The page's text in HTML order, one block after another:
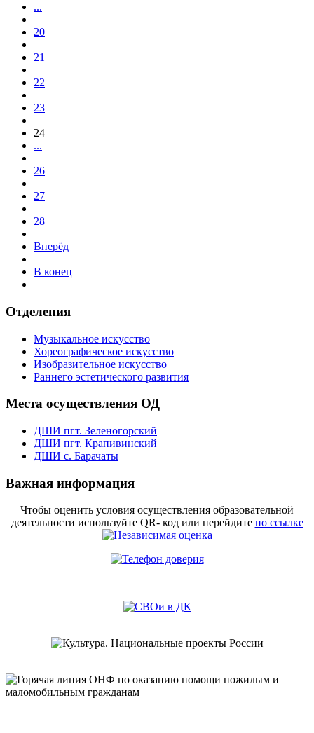
...
20
21
22
23
24
...
26
27
28
Вперёд
В конец
Отделения
Музыкальное искусство
Хореографическое искусство
Изобразительное искусство
Раннего эстетического развития
Места осуществления ОД
ДШИ пгт. Зеленогорский
ДШИ пгт. Крапивинский
ДШИ с. Барачаты
Важная информация
Чтобы оценить условия осуществления образовательной
деятельности используйте QR- код или перейдите по ссылке